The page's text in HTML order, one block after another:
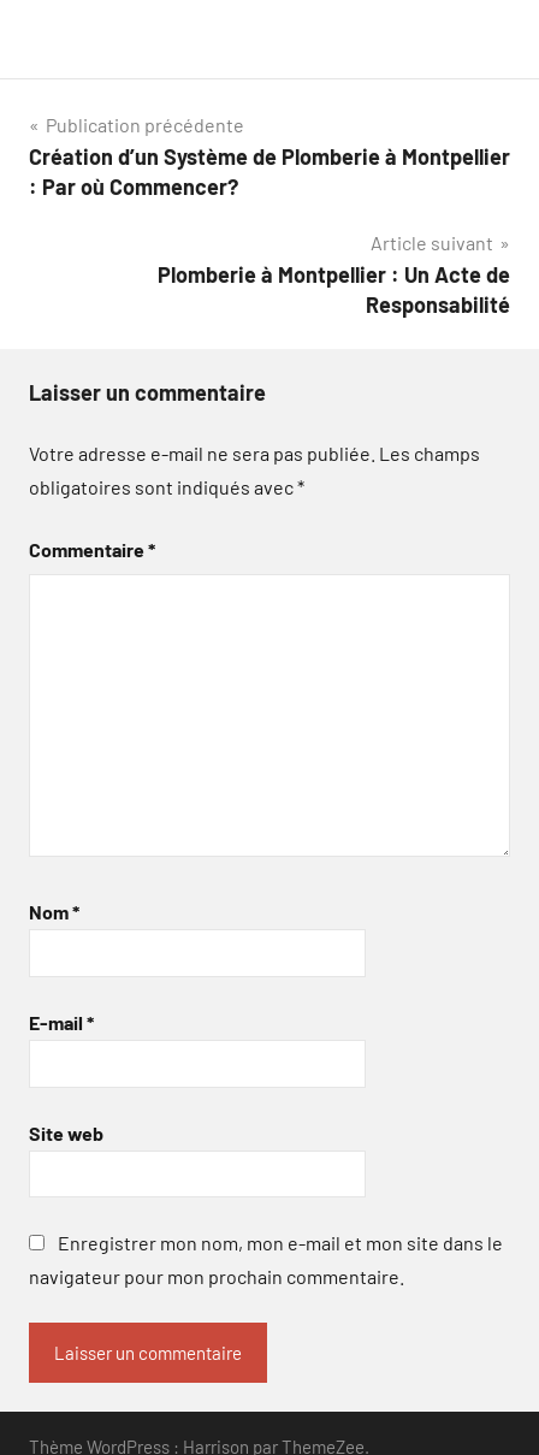
Navigation
de
Publication précédente
Création d’un Système de Plomberie à Montpellier
: Par où Commencer?
Article suivant
Plomberie à Montpellier : Un Acte de
Responsabilité
Laisser un commentaire
Votre adresse e-mail ne sera pas publiée. Les champs
obligatoires sont indiqués avec*
Commentaire*
Nom*
E-mail *
Site web
Enregistrer mon nom, mon e-mail et mon site dans le
navigateur pour mon prochain commentaire.
Thème WordPress : Harrison par ThemeZee.